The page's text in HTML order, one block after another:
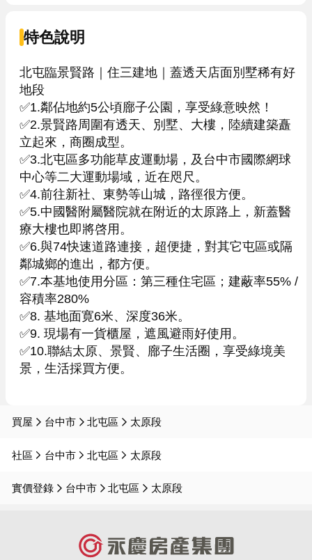
特色說明
北屯臨景賢路｜住三建地｜蓋透天店面別墅稀有好
地段
✅1.鄰佔地約5公頃廍子公園，享受綠意映然！
✅2.景賢路周圍有透天、別墅、大樓，陸續建築矗
立起來，商圈成型。
✅3.北屯區多功能草皮運動場，及台中市國際網球
中心等二大運動場域，近在咫尺。
✅4.前往新社、東勢等山城，路徑很方便。
✅5.中國醫附屬醫院就在附近的太原路上，新蓋醫
療大樓也即將啓用。
✅6.與74快速道路連接，超便捷，對其它屯區或隔
鄰城鄉的進出，都方便。
✅7.本基地使用分區：第三種住宅區；建蔽率55% /
容積率280%
✅8. 基地面寛6米、深度36米。
✅9. 現場有一貨櫃屋，遮風避雨好使用。
✅10.聯結太原、景賢、廍子生活圈，享受綠境美
景，生活採買方便。
買屋 台中市 北屯區 太原段
社區 台中市 北屯區 太原段
實價登錄 台中市 北屯區 太原段